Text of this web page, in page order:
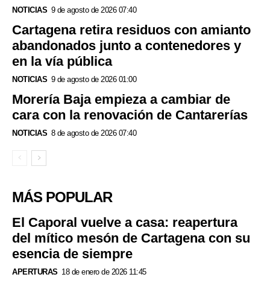
NOTICIAS 9 de agosto de 2026 07:40
Cartagena retira residuos con amianto
abandonados junto a contenedores y
en la vía pública
NOTICIAS 9 de agosto de 2026 01:00
Morería Baja empieza a cambiar de
cara con la renovación de Cantarerías
NOTICIAS 8 de agosto de 2026 07:40
MÁS POPULAR
El Caporal vuelve a casa: reapertura
del mítico mesón de Cartagena con su
esencia de siempre
APERTURAS 18 de enero de 2026 11:45